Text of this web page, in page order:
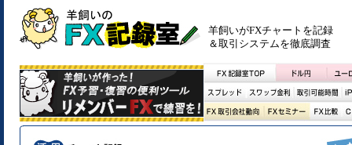
羊飼いがFXチャートを記録
＆取引システムを徹底調査